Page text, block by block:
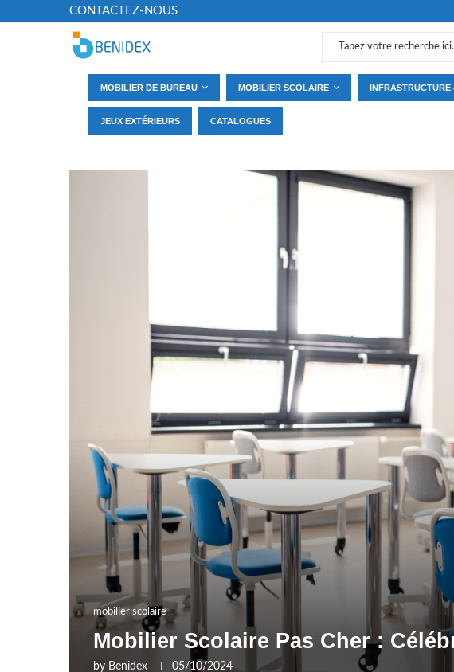
CONTACTEZ-NOUS
MOBILIER DE BUREAU MOBILIER SCOLAIRE
JEUX EXTÉRIEURS CATALOGUES
mobilier scolaire
Mobilier Scolaire Pas Cher :
by Benidex 05/10/2024